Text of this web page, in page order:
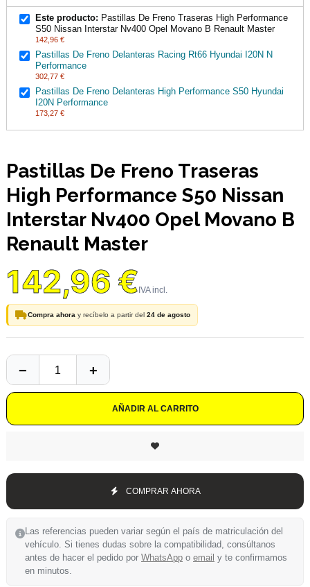
Este producto: Pastillas De Freno Traseras High Performance
S50 Nissan Interstar Nv400 Opel Movano B Renault Master
142,96 €
Pastillas De Freno Delanteras Racing Rt66 Hyundai I20N N
Performance
302,77 €
Pastillas De Freno Delanteras High Performance S50 Hyundai
I20N Performance
173,27 €
Pastillas De Freno Traseras
High Performance S50 Nissan
Interstar Nv400 Opel Movano B
Renault Master
142,96 €
Compra ahora y recíbelo a partir del 24 de agosto
AÑADIR AL CARRITO
COMPRAR AHORA
Las referencias pueden variar según el país de matriculación del
vehículo. Si tienes dudas sobre la compatibilidad, consúltanos
antes de hacer el pedido por WhatsApp o email y te confirmamos
en minutos.